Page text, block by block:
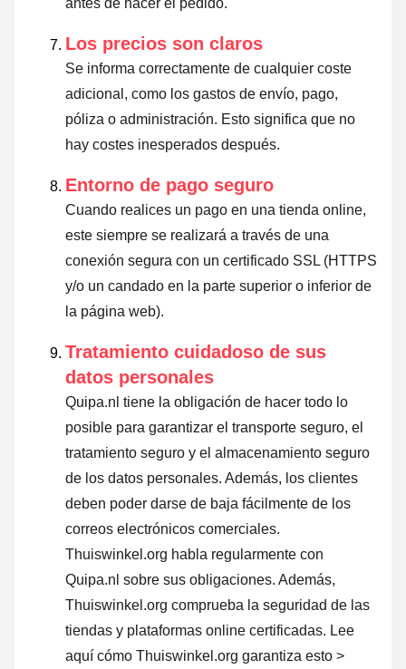
antes de hacer el pedido.
Los precios son claros
Se informa correctamente de cualquier coste
adicional, como los gastos de envío, pago,
póliza o administración. Esto significa que no
hay costes inesperados después.
Entorno de pago seguro
Cuando realices un pago en una tienda online,
este siempre se realizará a través de una
conexión segura con un certificado SSL (HTTPS
y/o un candado en la parte superior o inferior de
la página web).
Tratamiento cuidadoso de sus
datos personales
Quipa.nl tiene la obligación de hacer todo lo
posible para garantizar el transporte seguro, el
tratamiento seguro y el almacenamiento seguro
de los datos personales. Además, los clientes
deben poder darse de baja fácilmente de los
correos electrónicos comerciales.
Thuiswinkel.org habla regularmente con
Quipa.nl sobre sus obligaciones. Además,
Thuiswinkel.org comprueba la seguridad de las
tiendas y plataformas online certificadas. Lee
aquí cómo Thuiswinkel.org garantiza esto >